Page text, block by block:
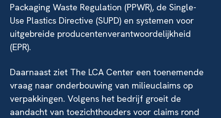
Packaging Waste Regulation (PPWR), de Single-
Use Plastics Directive (SUPD) en systemen voor
uitgebreide producentenverantwoordelijkheid
(EPR).
Daarnaast ziet The LCA Center een toenemende
vraag naar onderbouwing van milieuclaims op
verpakkingen. Volgens het bedrijf groeit de
aandacht van toezichthouders voor claims rond